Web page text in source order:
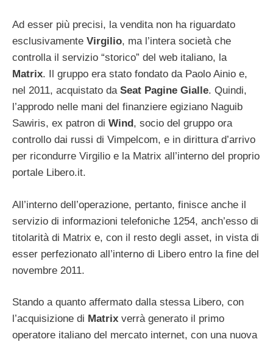
Ad esser più precisi, la vendita non ha riguardato
esclusivamente Virgilio, ma l’intera società che
controlla il servizio “storico” del web italiano, la
Matrix. Il gruppo era stato fondato da Paolo Ainio e,
nel 2011, acquistato da Seat Pagine Gialle. Quindi,
l’approdo nelle mani del finanziere egiziano Naguib
Sawiris, ex patron di Wind , socio del gruppo ora
controllo dai russi di Vimpelcom, e in dirittura d’arrivo
per ricondurre Virgilio e la Matrix all’interno del proprio
portale Libero.it.
All’interno dell’operazione, pertanto, finisce anche il
servizio di informazioni telefoniche 1254, anch’esso di
titolarità di Matrix e, con il resto degli asset, in vista di
esser perfezionato all’interno di Libero entro la fine del
novembre 2011.
Stando a quanto affermato dalla stessa Libero, con
l’acquisizione di Matrix verrà generato il primo
operatore italiano del mercato internet, con una nuova